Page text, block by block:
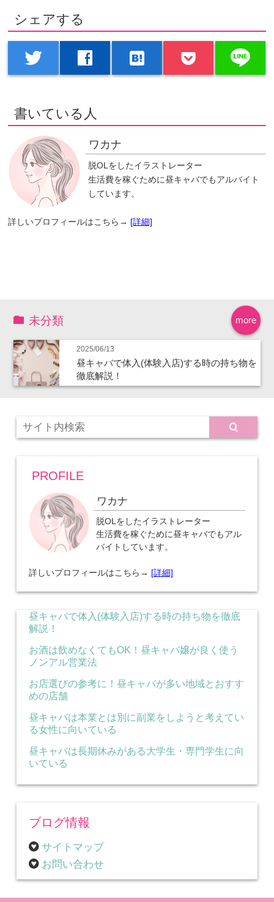
シェアする
twitter facebook hatenabookmark line
書いている人
ワカナ
脱OLをしたイラストレーター
生活費を稼ぐために昼キャバでもアルバイト
しています。
詳しいプロフィールはこちら→ [詳細]
more
未分類
2025/06/13
昼キャバで体入(体験入店)する時の持ち物を
徹底解説！
PROFILE
ワカナ
脱OLをしたイラストレーター
生活費を稼ぐために昼キャバでもアル
バイトしています。
詳しいプロフィールはこちら→ [詳細]
昼キャバで体入(体験入店)する時の持ち物を徹底
解説！
お酒は飲めなくてもOK！昼キャバ嬢が良く使う
ノンアル営業法
お店選びの参考に！昼キャバが多い地域とおすす
めの店舗
昼キャバは本業とは別に副業をしようと考えてい
る女性に向いている
昼キャバは長期休みがある大学生・専門学生に向
いている
ブログ情報
サイトマップ
お問い合わせ